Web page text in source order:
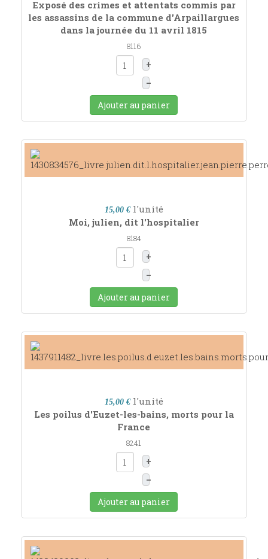
Exposé des crimes et attentats commis par
les assassins de la commune d'Arpaillargues
dans la journée du 11 avril 1815
8116
+
–
Ajouter au panier
15,00 € l'unité
Moi, julien, dit l'hospitalier
8184
+
–
Ajouter au panier
15,00 € l'unité
Les poilus d'Euzet-les-bains, morts pour la
France
8241
+
–
Ajouter au panier